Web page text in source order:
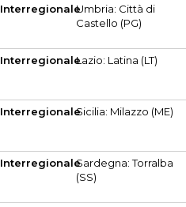
InterregionaleUmbria: Città di
Castello (PG)
InterregionaleLazio: Latina (LT)
InterregionaleSicilia: Milazzo (ME)
InterregionaleSardegna: Torralba
(SS)